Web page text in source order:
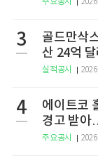
3
골드만삭
산 24억
실적공시
4
에이트코
경고 받
주요공시